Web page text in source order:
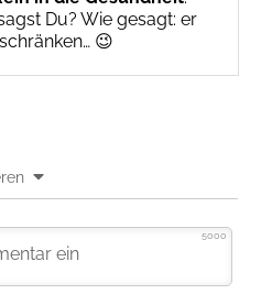
Du? Wie gesagt: er
😉
5000